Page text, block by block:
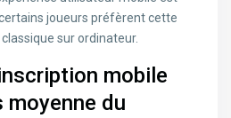
joueurs préfèrent cette
sur ordinateur.
mobile
du